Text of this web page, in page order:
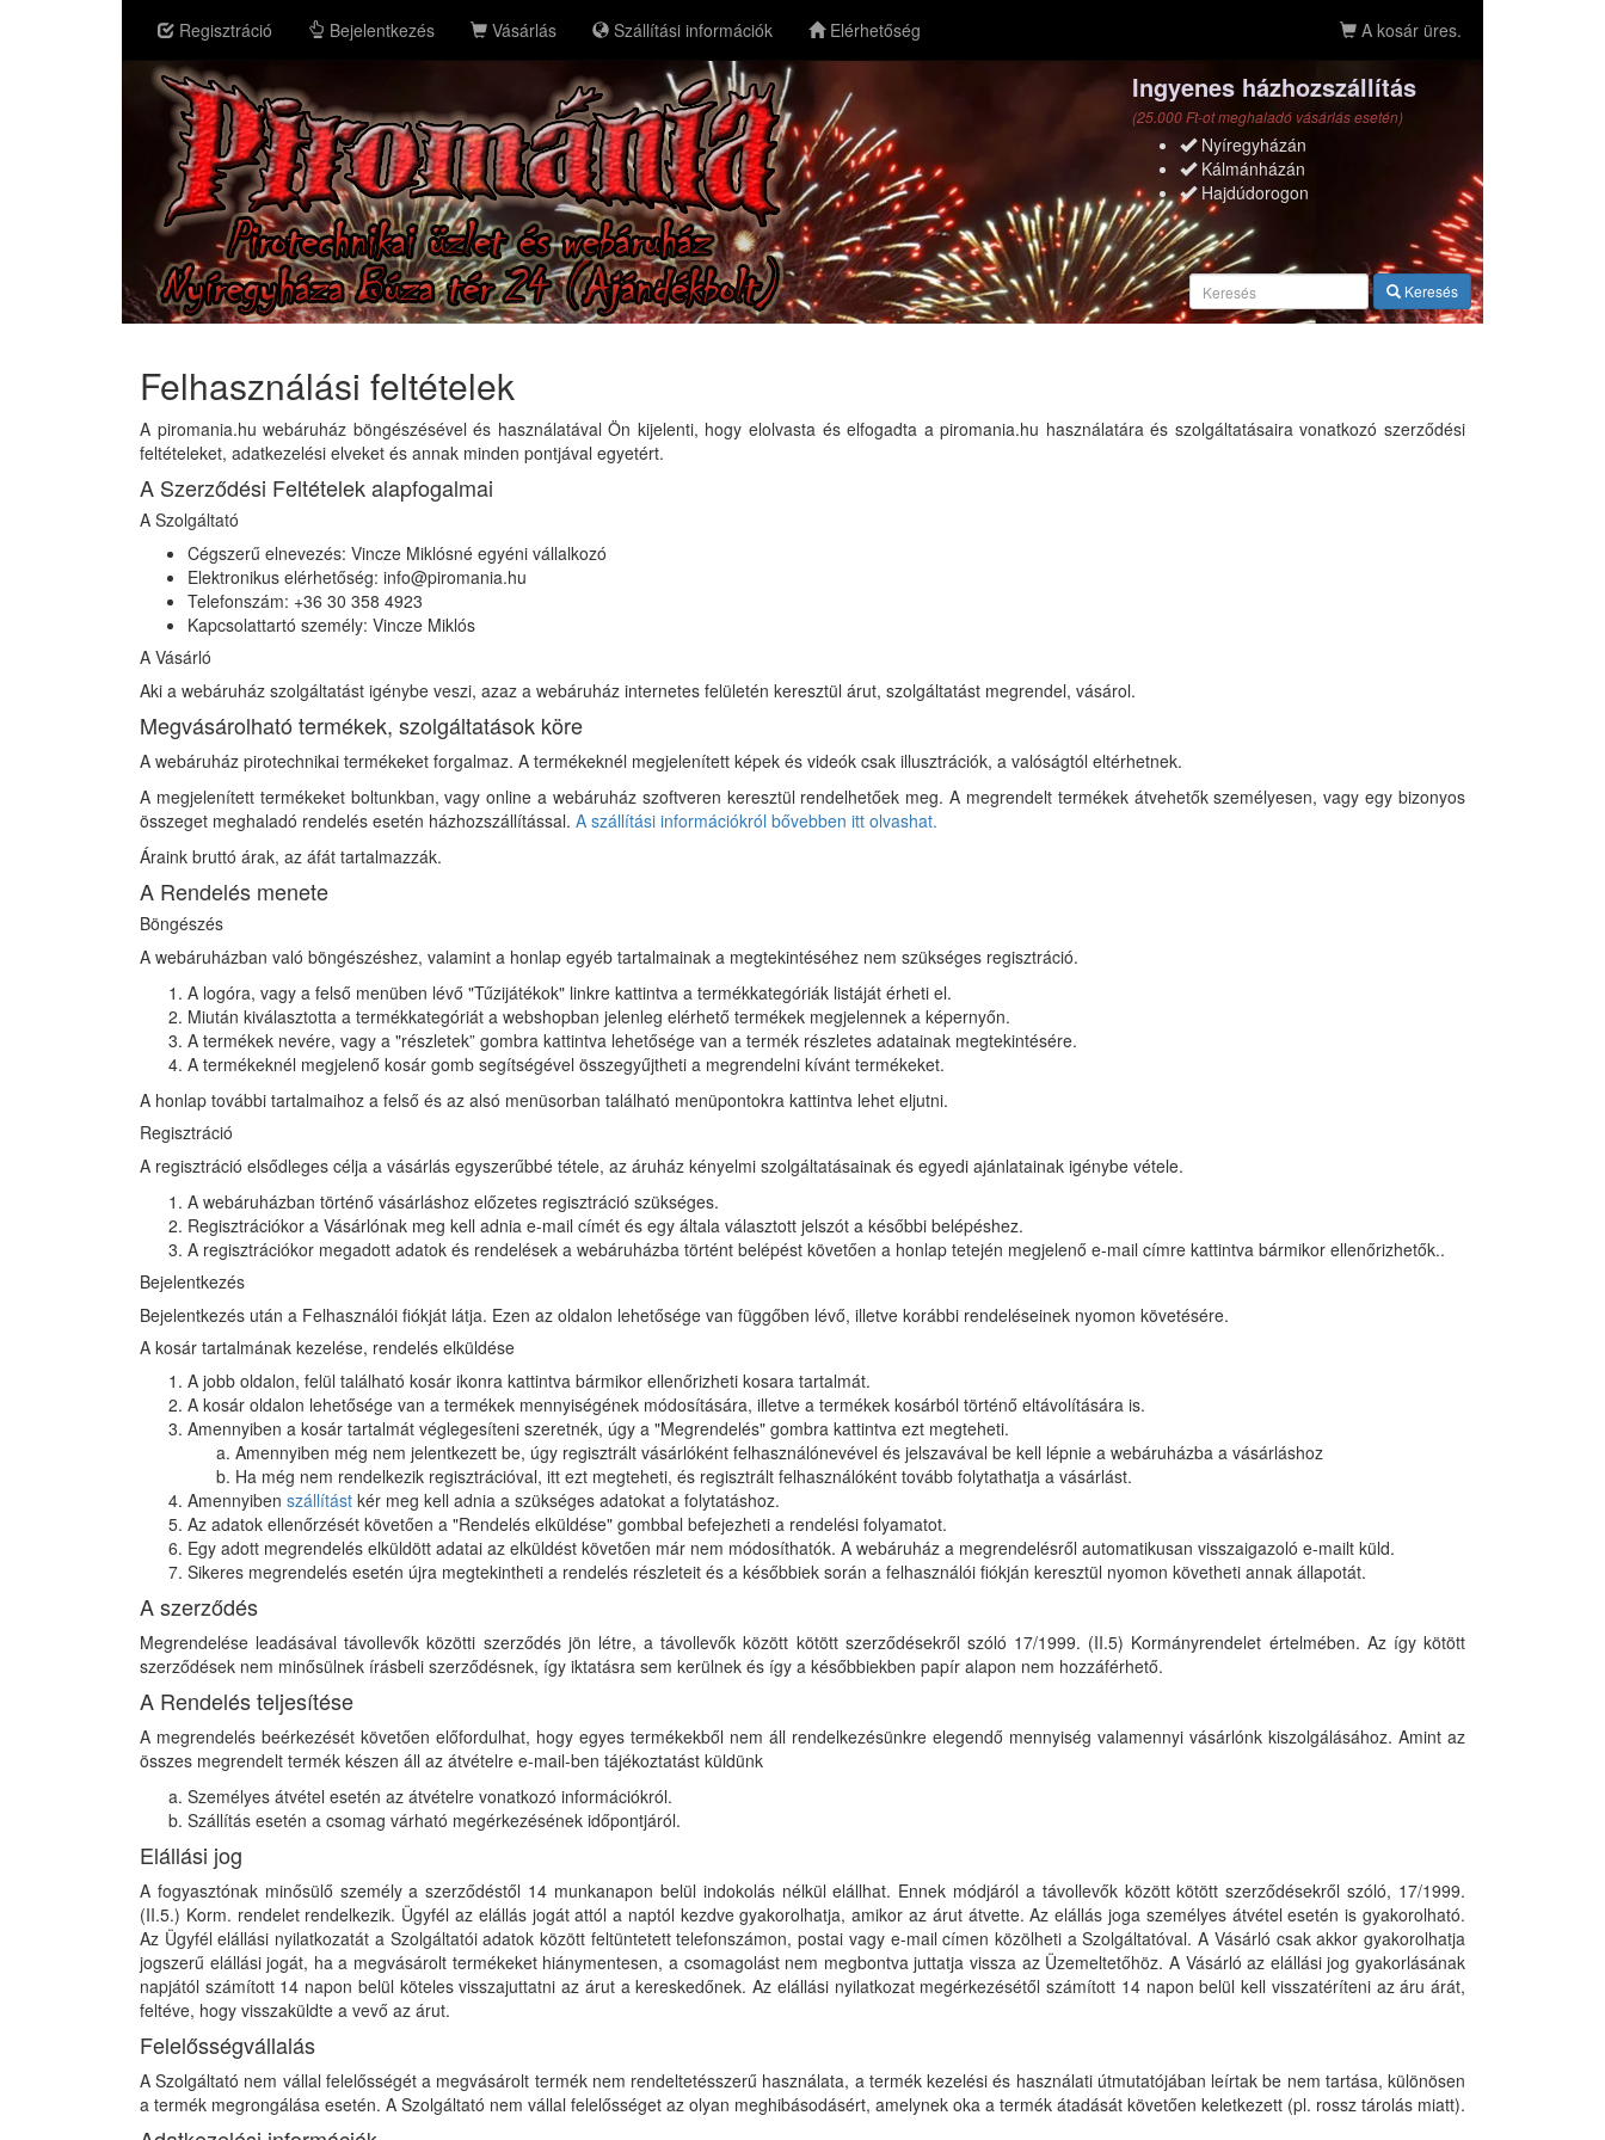
Regisztráció Bejelentkezés Vásárlás Szállítási információk Elérhetőség A kosár üres.
Ingyenes házhozszállítás
(25.000 Ft-ot meghaladó vásárlás esetén)
Nyíregyházán
Kálmánházán
Hajdúdorogon
Keresés
Felhasználási feltételek
A piromania.hu webáruház böngészésével és használatával Ön kijelenti, hogy elolvasta és elfogadta a piromania.hu használatára és szolgáltatásaira vonatkozó szerződési
feltételeket, adatkezelési elveket és annak minden pontjával egyetért.
A Szerződési Feltételek alapfogalmai
A Szolgáltató
Cégszerű elnevezés: Vincze Miklósné egyéni vállalkozó
Elektronikus elérhetőség: info@piromania.hu
Telefonszám: +36 30 358 4923
Kapcsolattartó személy: Vincze Miklós
A Vásárló
Aki a webáruház szolgáltatást igénybe veszi, azaz a webáruház internetes felületén keresztül árut, szolgáltatást megrendel, vásárol.
Megvásárolható termékek, szolgáltatások köre
A webáruház pirotechnikai termékeket forgalmaz. A termékeknél megjelenített képek és videók csak illusztrációk, a valóságtól eltérhetnek.
A megjelenített termékeket boltunkban, vagy online a webáruház szoftveren keresztül rendelhetőek meg. A megrendelt termékek átvehetők személyesen, vagy egy bizonyos
összeget meghaladó rendelés esetén házhozszállítással. A szállítási információkról bővebben itt olvashat.
Áraink bruttó árak, az áfát tartalmazzák.
A Rendelés menete
Böngészés
A webáruházban való böngészéshez, valamint a honlap egyéb tartalmainak a megtekintéséhez nem szükséges regisztráció.
A logóra, vagy a felső menüben lévő "Tűzijátékok" linkre kattintva a termékkategóriák listáját érheti el.
Miután kiválasztotta a termékkategóriát a webshopban jelenleg elérhető termékek megjelennek a képernyőn.
A termékek nevére, vagy a "részletek” gombra kattintva lehetősége van a termék részletes adatainak megtekintésére.
A termékeknél megjelenő kosár gomb segítségével összegyűjtheti a megrendelni kívánt termékeket.
A honlap további tartalmaihoz a felső és az alsó menüsorban található menüpontokra kattintva lehet eljutni.
Regisztráció
A regisztráció elsődleges célja a vásárlás egyszerűbbé tétele, az áruház kényelmi szolgáltatásainak és egyedi ajánlatainak igénybe vétele.
A webáruházban történő vásárláshoz előzetes regisztráció szükséges.
Regisztrációkor a Vásárlónak meg kell adnia e-mail címét és egy általa választott jelszót a későbbi belépéshez.
A regisztrációkor megadott adatok és rendelések a webáruházba történt belépést követően a honlap tetején megjelenő e-mail címre kattintva bármikor ellenőrizhetők..
Bejelentkezés
Bejelentkezés után a Felhasználói fiókját látja. Ezen az oldalon lehetősége van függőben lévő, illetve korábbi rendeléseinek nyomon követésére.
A kosár tartalmának kezelése, rendelés elküldése
A jobb oldalon, felül található kosár ikonra kattintva bármikor ellenőrizheti kosara tartalmát.
A kosár oldalon lehetősége van a termékek mennyiségének módosítására, illetve a termékek kosárból történő eltávolítására is.
Amennyiben a kosár tartalmát véglegesíteni szeretnék, úgy a "Megrendelés" gombra kattintva ezt megteheti.
Amennyiben még nem jelentkezett be, úgy regisztrált vásárlóként felhasználónevével és jelszavával be kell lépnie a webáruházba a vásárláshoz
Ha még nem rendelkezik regisztrációval, itt ezt megteheti, és regisztrált felhasználóként tovább folytathatja a vásárlást.
Amennyiben szállítást kér meg kell adnia a szükséges adatokat a folytatáshoz.
Az adatok ellenőrzését követően a "Rendelés elküldése" gombbal befejezheti a rendelési folyamatot.
Egy adott megrendelés elküldött adatai az elküldést követően már nem módosíthatók. A webáruház a megrendelésről automatikusan visszaigazoló e-mailt küld.
Sikeres megrendelés esetén újra megtekintheti a rendelés részleteit és a későbbiek során a felhasználói fiókján keresztül nyomon követheti annak állapotát.
A szerződés
Megrendelése leadásával távollevők közötti szerződés jön létre, a távollevők között kötött szerződésekről szóló 17/1999. (II.5) Kormányrendelet értelmében. Az így kötött
szerződések nem minősülnek írásbeli szerződésnek, így iktatásra sem kerülnek és így a későbbiekben papír alapon nem hozzáférhető.
A Rendelés teljesítése
A megrendelés beérkezését követően előfordulhat, hogy egyes termékekből nem áll rendelkezésünkre elegendő mennyiség valamennyi vásárlónk kiszolgálásához. Amint az
összes megrendelt termék készen áll az átvételre e-mail-ben tájékoztatást küldünk
Személyes átvétel esetén az átvételre vonatkozó információkról.
Szállítás esetén a csomag várható megérkezésének időpontjáról.
Elállási jog
A fogyasztónak minősülő személy a szerződéstől 14 munkanapon belül indokolás nélkül elállhat. Ennek módjáról a távollevők között kötött szerződésekről szóló, 17/1999.
(II.5.) Korm. rendelet rendelkezik. Ügyfél az elállás jogát attól a naptól kezdve gyakorolhatja, amikor az árut átvette. Az elállás joga személyes átvétel esetén is gyakorolható.
Az Ügyfél elállási nyilatkozatát a Szolgáltatói adatok között feltüntetett telefonszámon, postai vagy e-mail címen közölheti a Szolgáltatóval. A Vásárló csak akkor gyakorolhatja
jogszerű elállási jogát, ha a megvásárolt termékeket hiánymentesen, a csomagolást nem megbontva juttatja vissza az Üzemeltetőhöz. A Vásárló az elállási jog gyakorlásának
napjától számított 14 napon belül köteles visszajuttatni az árut a kereskedőnek. Az elállási nyilatkozat megérkezésétől számított 14 napon belül kell visszatéríteni az áru árát,
feltéve, hogy visszaküldte a vevő az árut.
Felelősségvállalás
A Szolgáltató nem vállal felelősségét a megvásárolt termék nem rendeltetésszerű használata, a termék kezelési és használati útmutatójában leírtak be nem tartása, különösen
a termék megrongálása esetén. A Szolgáltató nem vállal felelősséget az olyan meghibásodásért, amelynek oka a termék átadását követően keletkezett (pl. rossz tárolás miatt).